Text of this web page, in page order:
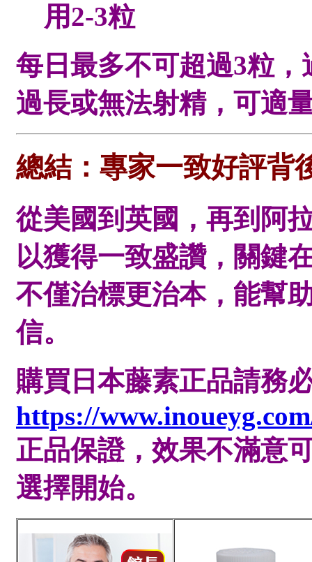
用2-3粒
每日最多不可超過3粒
過長或無法射精，可適
總結：專家一致好評背
從美國到英國，再到阿
以獲得一致盛讚，關鍵
不僅治標更治本，能幫
信。
購買日本藤素正品請務
https://
正品保證，效果不滿意
選擇開始。